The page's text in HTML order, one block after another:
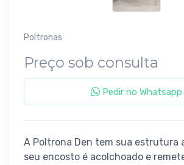
Poltronas
Preço sob consulta
Pedir no Whatsapp
A Poltrona Den tem sua estrutura
seu encosto é acolchoado e